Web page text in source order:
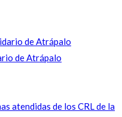
de Atrápalo